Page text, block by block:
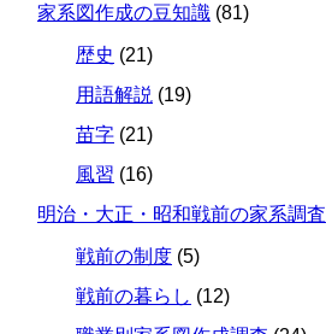
家系図作成の豆知識 (81)
歴史 (21)
用語解説 (19)
苗字 (21)
風習 (16)
明治・大正・昭和戦前の家系調査
戦前の制度 (5)
戦前の暮らし (12)